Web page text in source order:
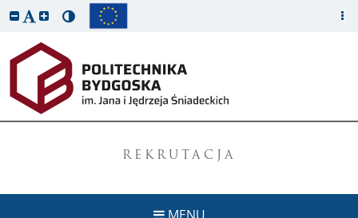
REKRUTACJA